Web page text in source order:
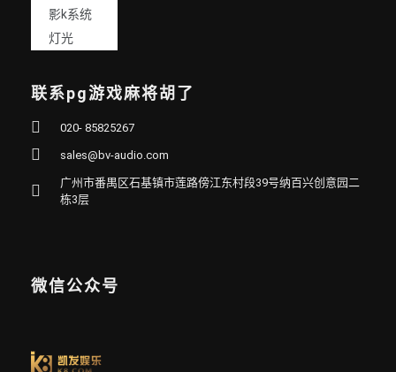
影k系统
灯光
联系pg游戏麻将胡了
020- 85825267
sales@bv-audio.com
广州市番禺区石基镇市莲路傍江东村段39号纳百兴创意园二
栋3层
微信公众号